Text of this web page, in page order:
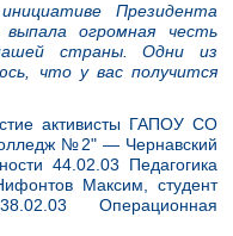
Президента
огромная честь
страны. Одни из
что у вас получится
активисты ГАПОУ СО
№2" — Чернавский
44.02.03 Педагогика
Максим, студент
Операционная